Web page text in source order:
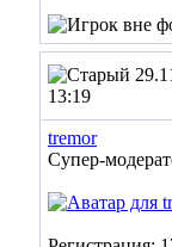
13:19
tremor
Супер-